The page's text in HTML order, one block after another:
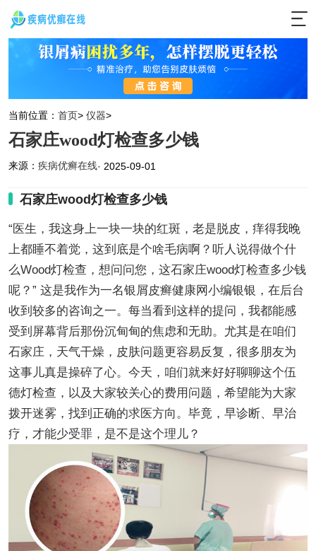
当前位置： 首页> 仪器>
石家庄wood灯检查多少钱
来源： 疾病优癣在线· 2025-09-01
石家庄wood灯检查多少钱
“医生，我这身上一块一块的红斑，老是脱皮，痒得我晚
上都睡不着觉，这到底是个啥毛病啊？听人说得做个什
么Wood灯检查，想问问您，这石家庄wood灯检查多少钱
呢？” 这是我作为一名银屑皮癣健康网小编银银，在后台
收到较多的咨询之一。每当看到这样的提问，我都能感
受到屏幕背后那份沉甸甸的焦虑和无助。尤其是在咱们
石家庄，天气干燥，皮肤问题更容易反复，很多朋友为
这事儿真是操碎了心。今天，咱们就来好好聊聊这个伍
德灯检查，以及大家较关心的费用问题，希望能为大家
拨开迷雾，找到正确的求医方向。毕竟，早诊断、早治
疗，才能少受罪，是不是这个理儿？